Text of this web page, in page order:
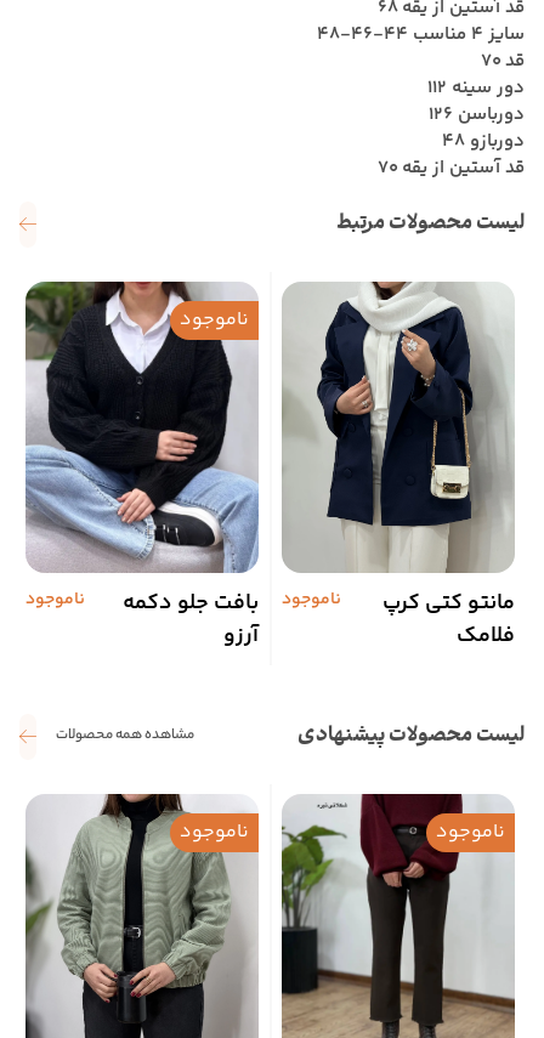
قد آستین از یقه 68
سایز 4 مناسب 44-46-48
قد 70
دور سینه 112
دورباسن 126
دوربازو 48
قد آستین از یقه 70
لیست محصولات مرتبط
مانتو کتی کرپ
فلامک
ناموجود
ناموجود
بافت جلو دکمه
آرزو
ناموجود
لیست محصولات پیشنهادی مشاهده همه محصولات
ناموجود ناموجود